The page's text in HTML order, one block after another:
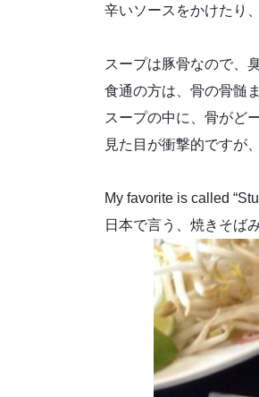
辛いソースをかけたり
スープは豚骨なので、
食通の方は、骨の骨髄
スープの中に、骨がど
見た目が衝撃的ですが
My favorite is called
日本で言う、焼きそば